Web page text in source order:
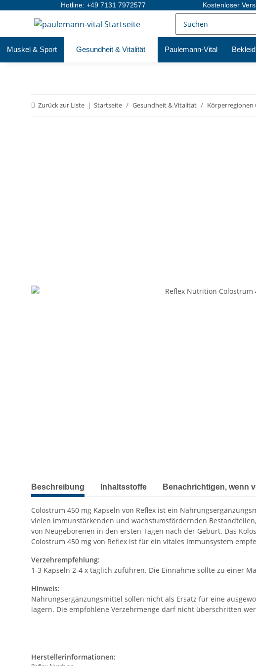
Hotline: +49 7131 7972577 Kostenloser
Muskel & Sport Gesundheit & Vitalität Paulemann-Vital
Zurück zur Liste Startseite Gesundheit & Vitalität Körperregionen
Beschreibung Inhaltsstoffe Benachrichtigen, wenn
Colostrum 450 mg Kapseln von Reflex ist ein
vielen immunstärkenden und wachstumsfördernden
von Neugeborenen in den ersten Tagen nach der Geburt. Das
Colostrum 450 mg von Reflex ist für ein vitales Immunsystem
Verzehrempfehlung:
1-3 Kapseln 2-4 x täglich zuführen. Die Einnahme sollte zu einer
Hinweis:
Nahrungsergänzungsmittel sollen nicht als Ersatz für eine
lagern. Die empfohlene Verzehrmenge darf nicht überschritten
Herstellerinformationen: